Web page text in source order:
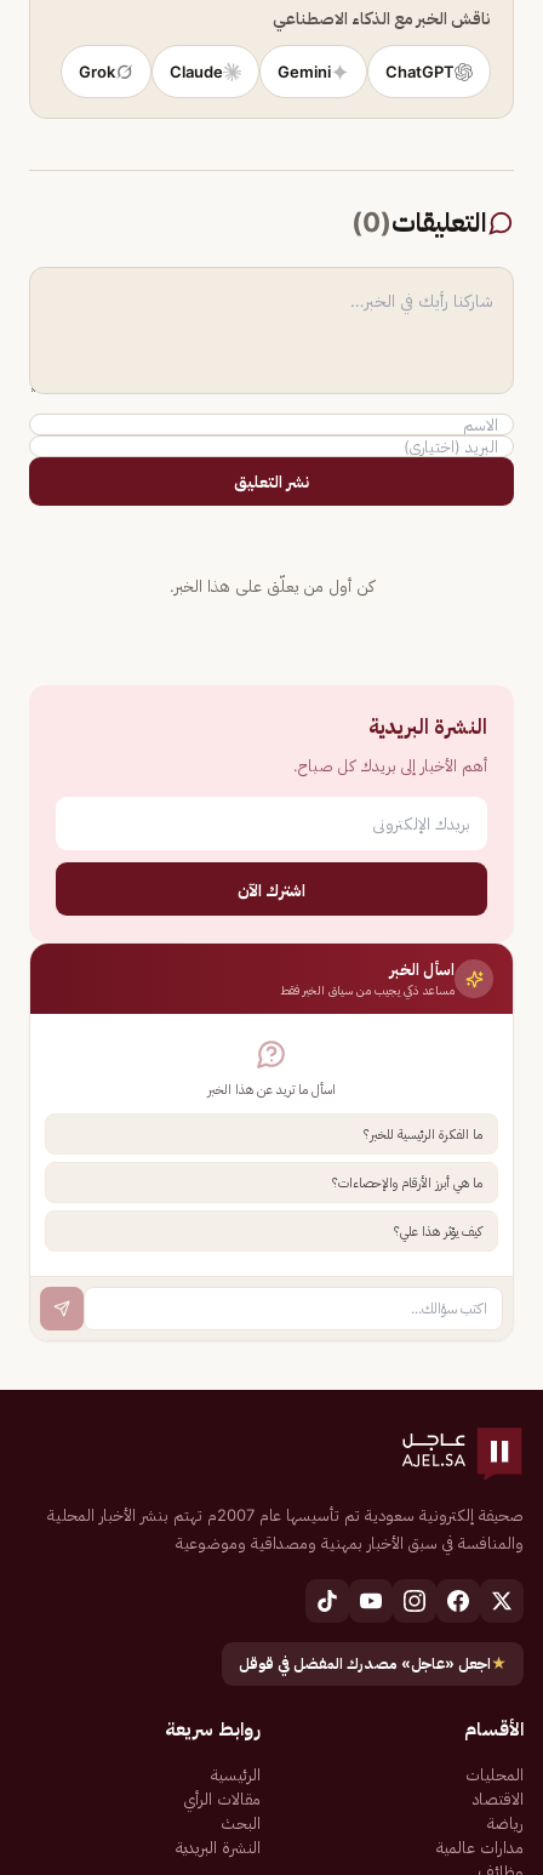
ناقش الخبر مع الذكاء الاصطناعي
ChatGPT
Gemini
Claude
Grok
التعليقات(
0
)
نشر التعليق
كن أول من يعلّق على هذا الخبر.
النشرة البريدية
أهم الأخبار إلى بريدك كل صباح.
اشترك الآن
اسأل الخبر
مساعد ذكي يجيب من سياق الخبر فقط
اسأل ما تريد عن هذا الخبر
ما الفكرة الرئيسية للخبر؟
ما هي أبرز الأرقام والإحصاءات؟
كيف يؤثر هذا علي؟
صحيفة إلكترونية سعودية تم تأسيسها عام 2007م تهتم بنشر الأخبار المحلية
والمنافسة في سبق الأخبار بمهنية ومصداقية وموضوعية
★اجعل «عاجل» مصدرك المفضل في قوقل
الأقسام
المحليات
الاقتصاد
رياضة
مدارات عالمية
روابط سريعة
الرئيسية
مقالات الرأي
البحث
النشرة البريدية